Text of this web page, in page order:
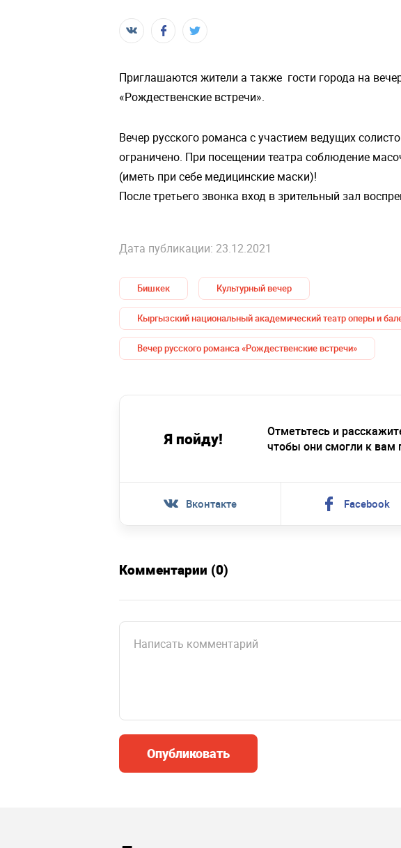
Приглашаются жители а также гости города на
«Рождественские встречи».
Вечер русского романса с участием ведущих
ограничено. При посещении театра соблюдение
(иметь при себе медицинские маски)!
После третьего звонка вход в зрительный зал
Дата публикации: 23.12.2021
Бишкек Культурный вечер
Кыргызский национальный академический театр оперы и
Вечер русского романса «Рождественские встречи»
Я пойду!
Отметьтесь и
чтобы они смогли к вам
Вконтакте Facebook
Комментарии (0)
Опубликовать